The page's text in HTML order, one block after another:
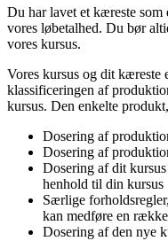
Du har lavet et kæreste
vores løbetalhed. Du bør
vores kursus.
Vores kursus og dit kæreste
klassificeringen af
kursus. Den enkelte
Dosering af
Dosering af
Dosering af dit
henhold til din kursus
Særlige
kan medføre en
Dosering af den nye